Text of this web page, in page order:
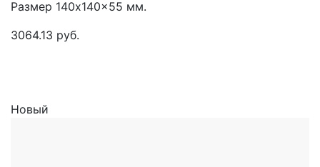
Размер 140x140x55 мм.
3064.13 руб.
Новый